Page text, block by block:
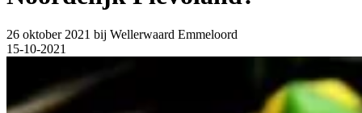
26 oktober 2021 bij Wellerwaard Emmeloord
15-10-2021